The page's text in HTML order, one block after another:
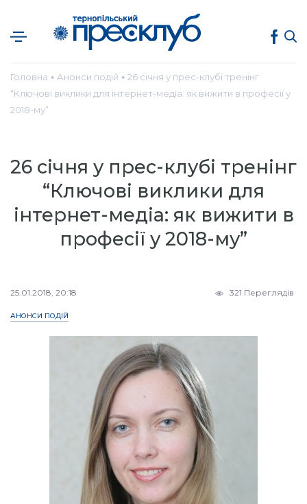
Головна ● Анонси подій ● 26 січня у прес-клубі тренінг
“Ключові виклики для інтернет-медіа: як вижити в професії у
2018-му”
26 січня у прес-клубі тренінг
“Ключові виклики для
інтернет-медіа: як вижити в
професії у 2018-му”
25.01.2018, 20:18 321 Переглядів
АНОНСИ ПОДІЙ